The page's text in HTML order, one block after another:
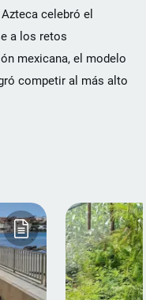
celebró el
a los retos
mexicana, el modelo
competir al más alto